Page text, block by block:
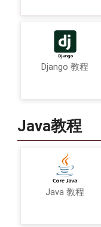
Django 教程
Java教程
Java 教程